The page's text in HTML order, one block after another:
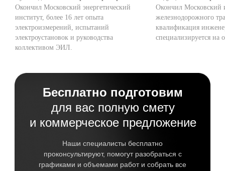
Окончил Московский энергетический
институт, более 16 лет опыта
электроизмерений, испытаний
электроустановок и руководства
коллективом ЭИЛ.
Окончил Московский
железнодорожного
квалификация
специализируется на
Бесплатно подготовим
для вас полную смету
и коммерческое предложение
Наши специалисты бесплатно
проконсультируют, помогут разобраться с
графиками и объемами работ и собрать все